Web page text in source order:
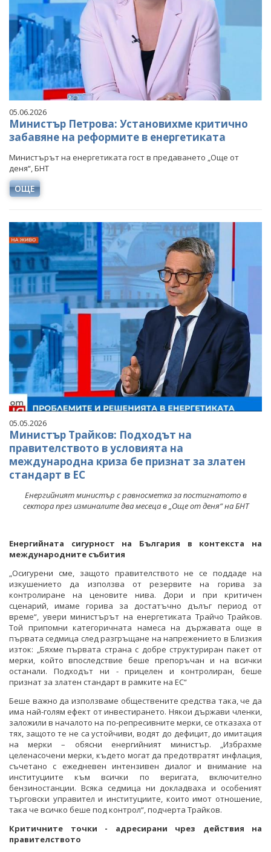
05.06.2026
Министър Петрова: Установихме критично
забавяне на реформите в енергетиката
Министърът на енергетиката гост в предаването „Още от
деня“, БНТ
ОЩЕ
05.05.2026
Министър Трайков: Подходът на
правителството в условията на
международна криза бе признат за златен
стандарт в ЕС
Енергийният министър с равносметка за постигнатото в
сектора през изминалите два месеца в „Още от деня“ на БНТ
Енергийната сигурност на България в контекста на
международните събития
„Осигурени сме, защото правителството не се поддаде на
изкушението да използва от резервите на горива за
контролиране на ценовите нива. Дори и при критичен
сценарий, имаме горива за достатъчно дълъг период от
време“, увери министърът на енергетиката Трайчо Трайков.
Той припомни категоричната намеса на държавата още в
първата седмица след разгръщане на напрежението в Близкия
изток: „Бяхме първата страна с добре структуриран пакет от
мерки, който впоследствие беше препоръчан и на всички
останали. Подходът ни - прицелен и контролиран, беше
признат за златен стандарт в рамките на ЕС“
Беше важно да използваме обществените средства така, че да
има най-голям ефект от инвестирането. Някои държави членки,
заложили в началото на по-репресивните мерки, се отказаха от
тях, защото те не са устойчиви, водят до дефицит, до имитация
на мерки – обясни енергийният министър. „Избрахме
целенасочени мерки, където могат да предотвратят инфлация,
съчетано с ежедневен интензивен диалог и внимание на
институциите към всички по веригата, включително
бензиностанции. Всяка седмица ни докладваха и особеният
търговски управител и институциите, които имот отношение,
така че всичко беше под контрол“, подчерта Трайков.
Критичните точки - адресирани чрез действия на
правителството